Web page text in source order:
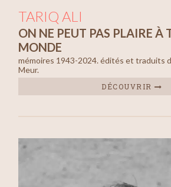
TARIQ ALI
ON NE PEUT PAS PLAIRE À
MONDE
mémoires 1943-2024. édités et traduits
Meur.
DÉCOUVRIR